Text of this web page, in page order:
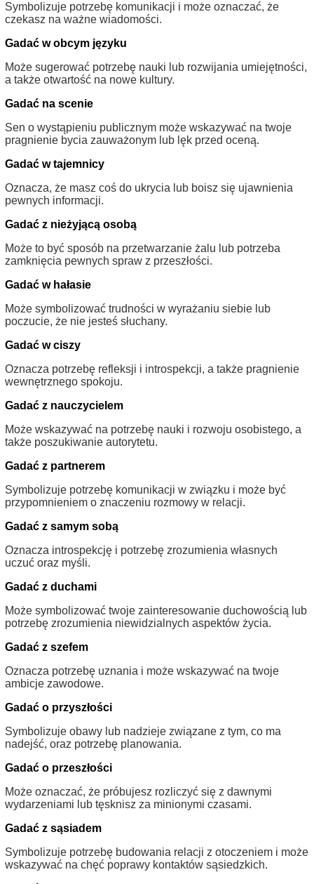
Symbolizuje potrzebę komunikacji i może oznaczać, że
czekasz na ważne wiadomości.
Gadać w obcym języku
Może sugerować potrzebę nauki lub rozwijania umiejętności,
a także otwartość na nowe kultury.
Gadać na scenie
Sen o wystąpieniu publicznym może wskazywać na twoje
pragnienie bycia zauważonym lub lęk przed oceną.
Gadać w tajemnicy
Oznacza, że masz coś do ukrycia lub boisz się ujawnienia
pewnych informacji.
Gadać z nieżyjącą osobą
Może to być sposób na przetwarzanie żalu lub potrzeba
zamknięcia pewnych spraw z przeszłości.
Gadać w hałasie
Może symbolizować trudności w wyrażaniu siebie lub
poczucie, że nie jesteś słuchany.
Gadać w ciszy
Oznacza potrzebę refleksji i introspekcji, a także pragnienie
wewnętrznego spokoju.
Gadać z nauczycielem
Może wskazywać na potrzebę nauki i rozwoju osobistego, a
także poszukiwanie autorytetu.
Gadać z partnerem
Symbolizuje potrzebę komunikacji w związku i może być
przypomnieniem o znaczeniu rozmowy w relacji.
Gadać z samym sobą
Oznacza introspekcję i potrzebę zrozumienia własnych
uczuć oraz myśli.
Gadać z duchami
Może symbolizować twoje zainteresowanie duchowością lub
potrzebę zrozumienia niewidzialnych aspektów życia.
Gadać z szefem
Oznacza potrzebę uznania i może wskazywać na twoje
ambicje zawodowe.
Gadać o przyszłości
Symbolizuje obawy lub nadzieje związane z tym, co ma
nadejść, oraz potrzebę planowania.
Gadać o przeszłości
Może oznaczać, że próbujesz rozliczyć się z dawnymi
wydarzeniami lub tęsknisz za minionymi czasami.
Gadać z sąsiadem
Symbolizuje potrzebę budowania relacji z otoczeniem i może
wskazywać na chęć poprawy kontaktów sąsiedzkich.